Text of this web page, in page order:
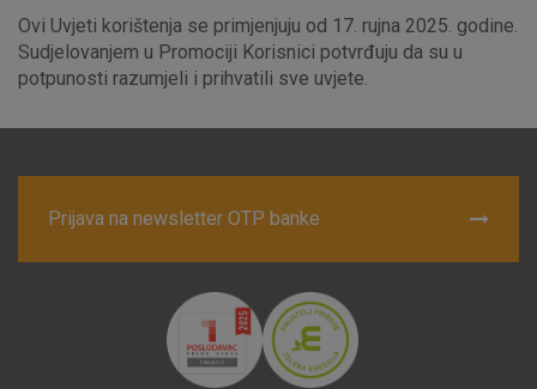
Ovi Uvjeti korištenja se primjenjuju od 17. rujna 2025. godine.
Sudjelovanjem u Promociji Korisnici potvrđuju da su u
potpunosti razumjeli i prihvatili sve uvjete.
Prijava na newsletter OTP banke